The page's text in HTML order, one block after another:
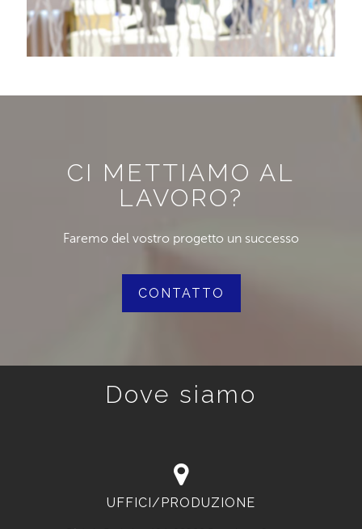
CI METTIAMO AL
LAVORO?
Faremo del vostro progetto un successo
CONTATTO
Dove siamo
UFFICI/PRODUZIONE